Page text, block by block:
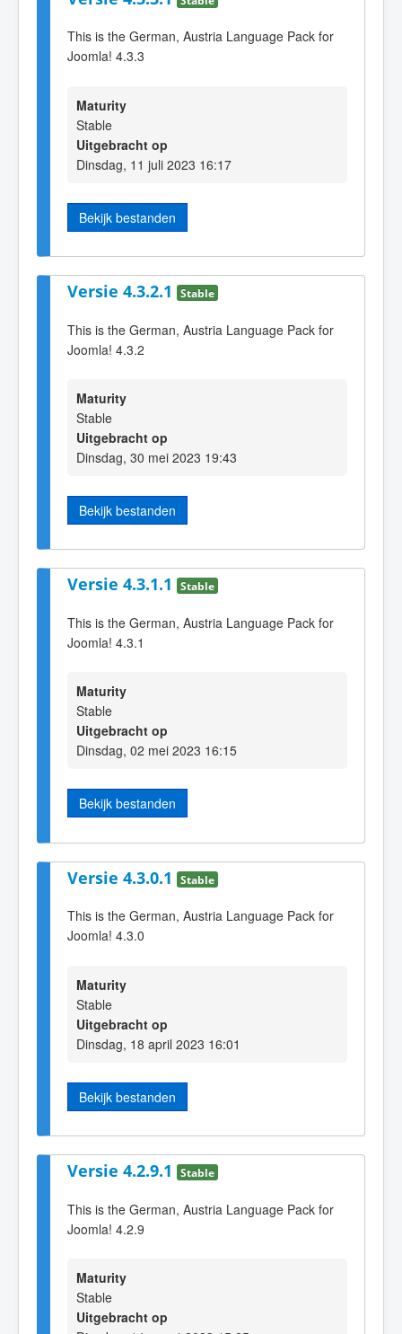
This is the German, Austria Language Pack for
Joomla! 4.3.3
Maturity
Stable
Uitgebracht op
Dinsdag, 11 juli 2023 16:17
Bekijk bestanden
Versie 4.3.2.1 Stable
This is the German, Austria Language Pack for
Joomla! 4.3.2
Maturity
Stable
Uitgebracht op
Dinsdag, 30 mei 2023 19:43
Bekijk bestanden
Versie 4.3.1.1 Stable
This is the German, Austria Language Pack for
Joomla! 4.3.1
Maturity
Stable
Uitgebracht op
Dinsdag, 02 mei 2023 16:15
Bekijk bestanden
Versie 4.3.0.1 Stable
This is the German, Austria Language Pack for
Joomla! 4.3.0
Maturity
Stable
Uitgebracht op
Dinsdag, 18 april 2023 16:01
Bekijk bestanden
Versie 4.2.9.1 Stable
This is the German, Austria Language Pack for
Joomla! 4.2.9
Maturity
Stable
Uitgebracht op